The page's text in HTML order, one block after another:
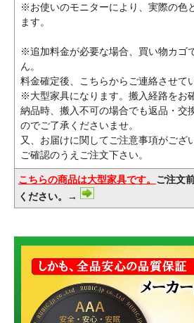
※お使いのモニターにより、実際の色
ます。
※追加料金が必要な場合、買い物カゴ
ん。
料金確定後、こちらからご連絡させて
※大型家具になります。搬入経路をお
納品時、搬入不可の場合でも返品・交
のでご了承くださいませ。
又、お届けに関してご注意事項がござ
ご確認のうえご注文下さい。
こちらの商品は大型家具です。 ご注文
ください。→